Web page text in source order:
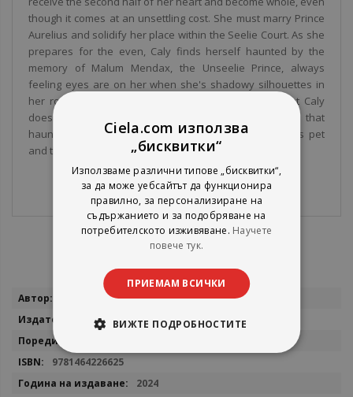
though it comes at an unsettling cost. She must marry Prince
Aurelius and solidify her place within the Seelie Court. As she
prepares for the even, Caly finds herself haunted by the
memory of Malum Mendax, the Unseelie Prince, always
feeling eyes are on her when she's shadowy silhouettes in
her room and even touching him in her dreams.What Caly
doesn't know, is that it's more than just his memory that
haunts her.Malum Mendax has returned to punish his pet
and those that took her away from him.
Повече
Jeneane O'Riley
Sourcebooks
9781464226625
2024
Ciela.com използва
„бисквитки“
Използваме различни типове „бисквитки“,
за да може уебсайтът да функционира
правилно, за персонализиране на
съдържанието и за подобряване на
потребителското изживяване. Научете
повече тук.
ПРИЕМАМ ВСИЧКИ
ВИЖТЕ ПОДРОБНОСТИТЕ